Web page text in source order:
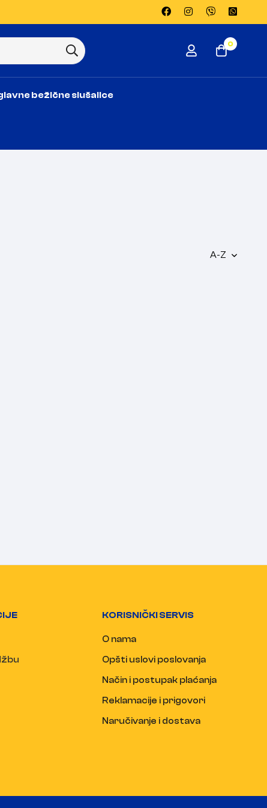
0
bežične slušalice
A-Z
KORISNIČKI SERVIS
O nama
Opšti uslovi poslovanja
Način i postupak plaćanja
Reklamacije i prigovori
Naručivanje i dostava